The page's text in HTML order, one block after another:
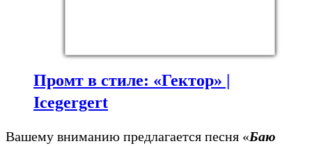
Промт в стиле: «Гектор» |
Icegergert
Вашему вниманию предлагается песня «Баю